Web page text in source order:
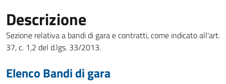
Descrizione
Sezione relativa a bandi di gara e contratti, come indicato all'art.
37, c. 1,2 del d.lgs. 33/2013.
Elenco Bandi di gara